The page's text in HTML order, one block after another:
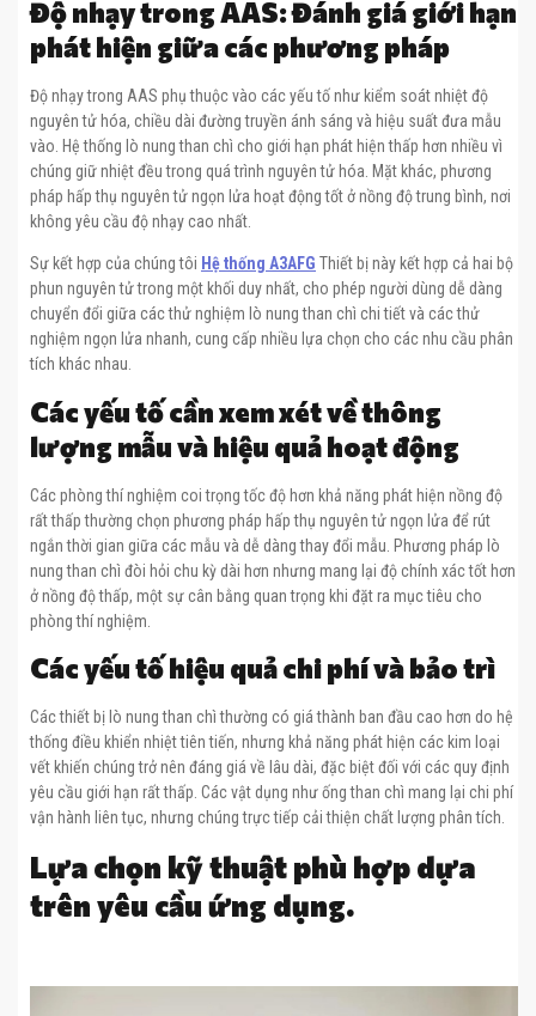
Độ nhạy trong AAS: Đánh giá giới hạn
phát hiện giữa các phương pháp
Độ nhạy trong AAS phụ thuộc vào các yếu tố như kiểm soát nhiệt độ
nguyên tử hóa, chiều dài đường truyền ánh sáng và hiệu suất đưa mẫu
vào. Hệ thống lò nung than chì cho giới hạn phát hiện thấp hơn nhiều vì
chúng giữ nhiệt đều trong quá trình nguyên tử hóa. Mặt khác, phương
pháp hấp thụ nguyên tử ngọn lửa hoạt động tốt ở nồng độ trung bình, nơi
không yêu cầu độ nhạy cao nhất.
Sự kết hợp của chúng tôi Hệ thống A3AFG Thiết bị này kết hợp cả hai bộ
phun nguyên tử trong một khối duy nhất, cho phép người dùng dễ dàng
chuyển đổi giữa các thử nghiệm lò nung than chì chi tiết và các thử
nghiệm ngọn lửa nhanh, cung cấp nhiều lựa chọn cho các nhu cầu phân
tích khác nhau.
Các yếu tố cần xem xét về thông
lượng mẫu và hiệu quả hoạt động
Các phòng thí nghiệm coi trọng tốc độ hơn khả năng phát hiện nồng độ
rất thấp thường chọn phương pháp hấp thụ nguyên tử ngọn lửa để rút
ngắn thời gian giữa các mẫu và dễ dàng thay đổi mẫu. Phương pháp lò
nung than chì đòi hỏi chu kỳ dài hơn nhưng mang lại độ chính xác tốt hơn
ở nồng độ thấp, một sự cân bằng quan trọng khi đặt ra mục tiêu cho
phòng thí nghiệm.
Các yếu tố hiệu quả chi phí và bảo trì
Các thiết bị lò nung than chì thường có giá thành ban đầu cao hơn do hệ
thống điều khiển nhiệt tiên tiến, nhưng khả năng phát hiện các kim loại
vết khiến chúng trở nên đáng giá về lâu dài, đặc biệt đối với các quy định
yêu cầu giới hạn rất thấp. Các vật dụng như ống than chì mang lại chi phí
vận hành liên tục, nhưng chúng trực tiếp cải thiện chất lượng phân tích.
Lựa chọn kỹ thuật phù hợp dựa
trên yêu cầu ứng dụng.